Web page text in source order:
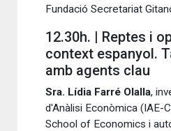
Fundació Secretariat
12.30h. | Reptes i
context espanyol.
amb agents clau
Sra. Lídia Farré Olalla,
d'Anàlisi Econòmica (IAE-
School of Economics i